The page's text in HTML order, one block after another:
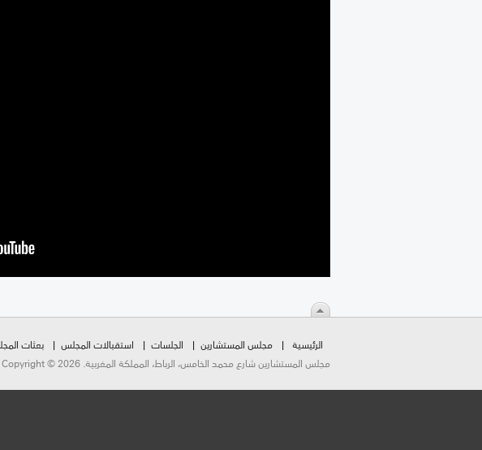
الرئيسية مجلس المستشارين الجلسات استقبالات المجلس بعثات
مجلس المستشارين شارع محمد الخامس، الرباط، المملكة المغربية. Copyright © 2026